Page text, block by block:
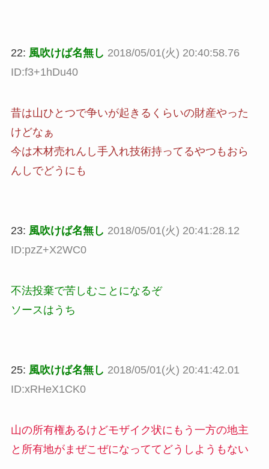
22: 風吹けば名無し 2018/05/01(火) 20:40:58.76
ID:f3+1hDu40
昔は山ひとつで争いが起きるくらいの財産やった
けどなぁ
今は木材売れんし手入れ技術持ってるやつもおら
んしでどうにも
23: 風吹けば名無し 2018/05/01(火) 20:41:28.12
ID:pzZ+X2WC0
不法投棄で苦しむことになるぞ
ソースはうち
25: 風吹けば名無し 2018/05/01(火) 20:41:42.01
ID:xRHeX1CK0
山の所有権あるけどモザイク状にもう一方の地主
と所有地がまぜこぜになっててどうしようもない